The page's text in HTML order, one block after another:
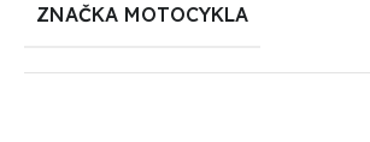
ZNAČKA MOTOCYKLA